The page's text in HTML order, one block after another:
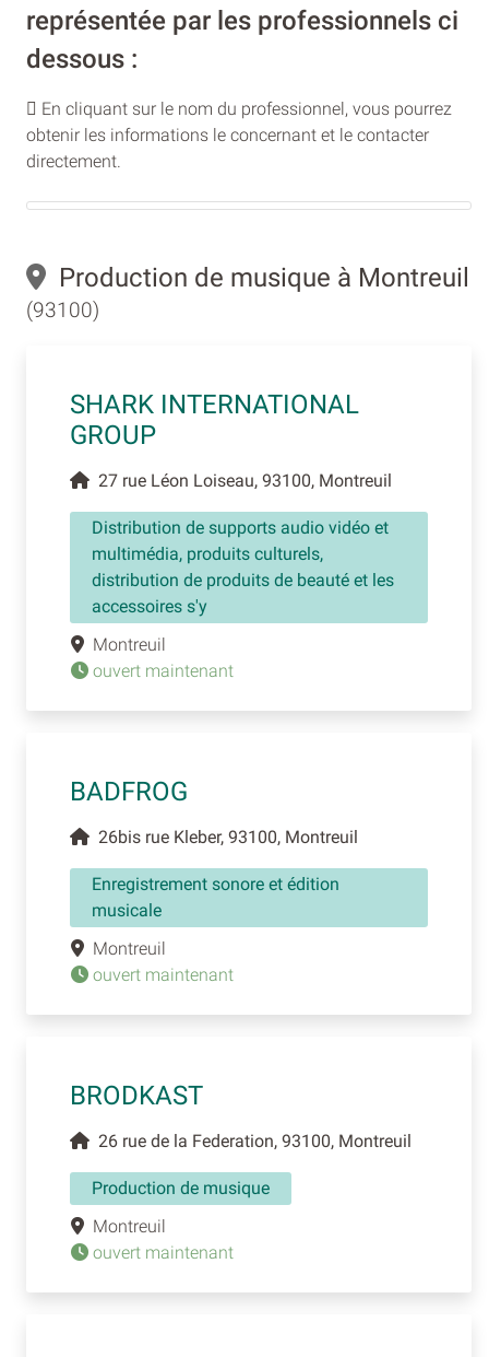
représentée par les professionnels ci
dessous :
En cliquant sur le nom du professionnel, vous pourrez
obtenir les informations le concernant et le contacter
directement.
Production de musique à Montreuil
(93100)
SHARK INTERNATIONAL
GROUP
27 rue Léon Loiseau, 93100, Montreuil
Distribution de supports audio vidéo et
multimédia, produits culturels,
distribution de produits de beauté et les
accessoires s'y
Montreuil
ouvert maintenant
BADFROG
26bis rue Kleber, 93100, Montreuil
Enregistrement sonore et édition
musicale
Montreuil
ouvert maintenant
BRODKAST
26 rue de la Federation, 93100, Montreuil
Production de musique
Montreuil
ouvert maintenant